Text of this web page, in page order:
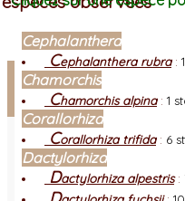
Facebook
Connexion adhérent
Cephalanthera
Cephalanthera rubra:
Chamorchis
Chamorchis alpina: 1
Corallorhiza
Corallorhiza trifida: 6
Dactylorhiza
Dactylorhiza alpestris: